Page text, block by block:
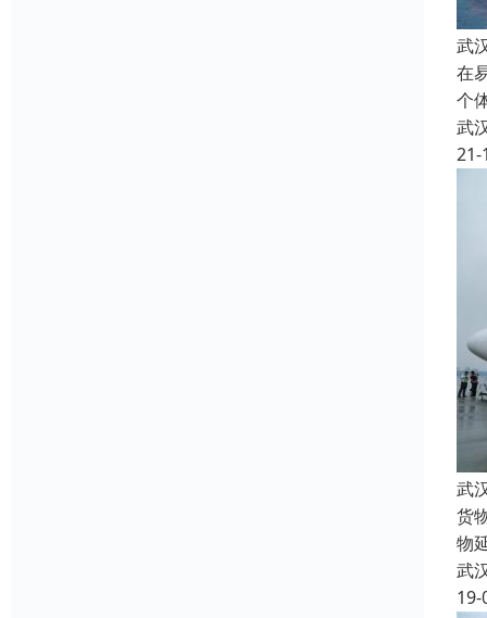
武
在
个
武
21-
武
货
物
武
19-